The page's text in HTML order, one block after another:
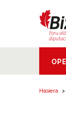
Foral
Hasiera